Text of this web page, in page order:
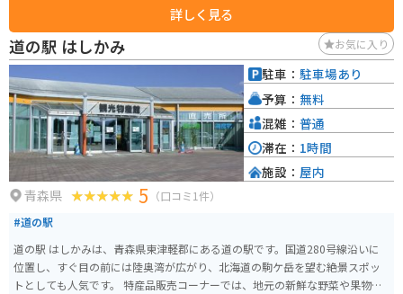
平洋を一望できる展望台もあり、休憩スポットとしても最適です。 バイクで
訪れる際は、道の駅に併設された広い駐車場が利用できます。 周辺には、北
山崎や浄土ヶ浜など、三陸海岸の絶景スポットが点在しており、ツーリング
の拠点としてもおすすめです。
詳しく見る
道の駅 はしかみ お気に入り
青森県 5 （口コミ1件）
#道の駅
道の駅 はしかみは、青森県東津軽郡にある道の駅です。国道280号線沿いに
位置し、すぐ目の前には陸奥湾が広がり、北海道の駒ケ岳を望む絶景スポッ
トとしても人気です。 特産品販売コーナーでは、地元の新鮮な野菜や果物、
駐車： 駐車場あり
予算： 無料
混雑： 普通
滞在： 1時間
施設： 屋内